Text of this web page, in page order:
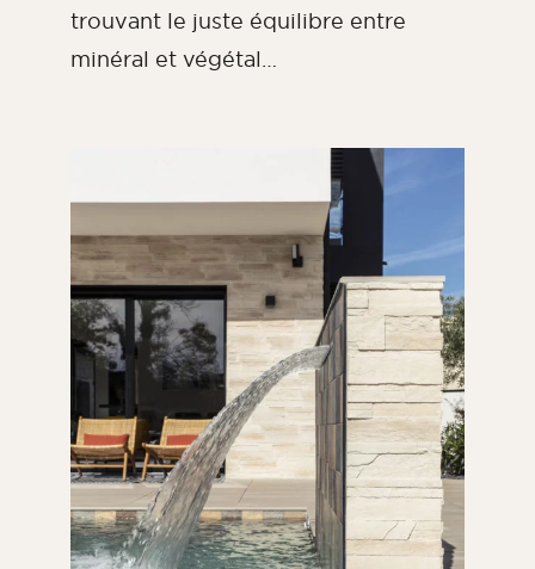
Trouvez l’inspiration en découvrant
l’esthétique et les textures ORSOL.
trouvant le juste équilibre entre
minéral et végétal…